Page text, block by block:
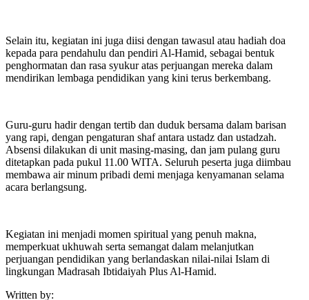
Selain itu, kegiatan ini juga diisi dengan tawasul atau hadiah doa
kepada para pendahulu dan pendiri Al-Hamid, sebagai bentuk
penghormatan dan rasa syukur atas perjuangan mereka dalam
mendirikan lembaga pendidikan yang kini terus berkembang.
Guru-guru hadir dengan tertib dan duduk bersama dalam barisan
yang rapi, dengan pengaturan shaf antara ustadz dan ustadzah.
Absensi dilakukan di unit masing-masing, dan jam pulang guru
ditetapkan pada pukul 11.00 WITA. Seluruh peserta juga diimbau
membawa air minum pribadi demi menjaga kenyamanan selama
acara berlangsung.
Kegiatan ini menjadi momen spiritual yang penuh makna,
memperkuat ukhuwah serta semangat dalam melanjutkan
perjuangan pendidikan yang berlandaskan nilai-nilai Islam di
lingkungan Madrasah Ibtidaiyah Plus Al-Hamid.
Written by: